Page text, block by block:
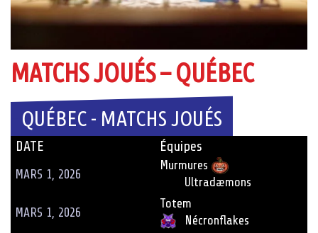
MATCHS JOUÉS – QUÉBEC
QUÉBEC - MATCHS JOUÉS
DATE Équipes
MARS 1, 2026
Murmures
Ultradæmons
MARS 1, 2026
Totem
Nécronflakes